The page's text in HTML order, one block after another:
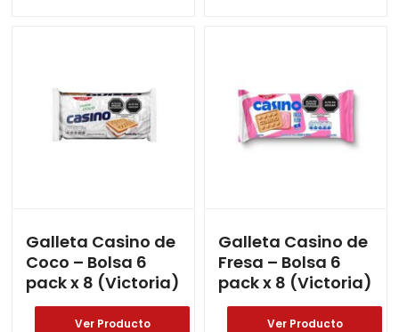
Galleta Casino de
Coco – Bolsa 6
pack x 8 (Victoria)
Ver Producto
Galleta Casino de
Fresa – Bolsa 6
pack x 8 (Victoria)
Ver Producto